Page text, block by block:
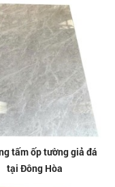
tấm ốp tường giả đá
tại Đông Hòa